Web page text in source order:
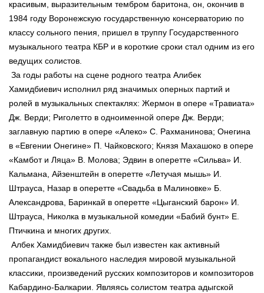
красивым, выразительным тембром баритона, он, окончив в
1984 году Воронежскую государственную консерваторию по
классу сольного пения, пришел в труппу Государственного
музыкального театра КБР и в короткие сроки стал одним из его
ведущих солистов.
За годы работы на сцене родного театра Алибек
Хамидбиевич исполнил ряд значимых оперных партий и
ролей в музыкальных спектаклях: Жермон в опере «Травиата»
Дж. Верди; Риголетто в одноименной опере Дж. Верди;
заглавную партию в опере «Алеко» С. Рахманинова; Онегина
в «Евгении Онегине» П. Чайковского; Князя Махашоко в опере
«Камбот и Ляца» В. Молова; Эдвин в оперетте «Сильва» И.
Кальмана, Айзенштейн в оперетте «Летучая мышь» И.
Штрауса, Назар в оперетте «Свадьба в Малиновке» Б.
Александрова, Баринкай в оперетте «Цыганский барон» И.
Штрауса, Николка в музыкальной комедии «Бабий бунт» Е.
Птичкина и многих других.
Албек Хамидбиевич также был известен как активный
пропагандист вокального наследия мировой музыкальной
классики, произведений русских композиторов и композиторов
Кабардино-Балкарии. Являясь солистом театра адыгской